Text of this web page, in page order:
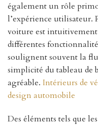
également un rôle
l’expérience utilisateur.
voiture est intuitivement
différentes
soulignent souvent la
simplicité du tableau de
agréable. Intérieurs de
design automobile
Des éléments tels que